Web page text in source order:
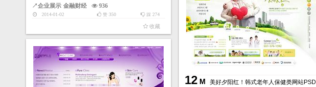
↗企业展示 金融财经 936
2014-01-02 踩 274
赞350
收藏
12M
美好夕阳红！韩式老年人保健类网站PSD